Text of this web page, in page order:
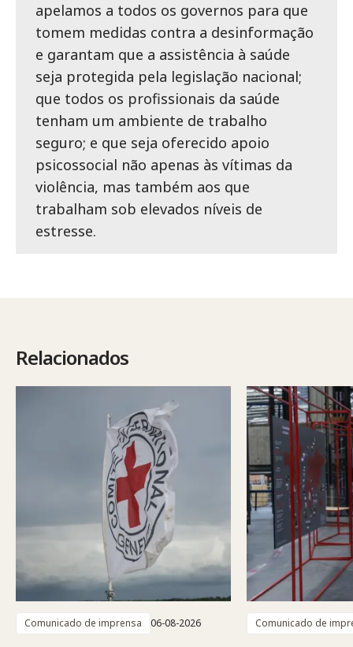
apelamos a todos os governos para que
tomem medidas contra a desinformação
e garantam que a assistência à saúde
seja protegida pela legislação nacional;
que todos os profissionais da saúde
tenham um ambiente de trabalho
seguro; e que seja oferecido apoio
psicossocial não apenas às vítimas da
violência, mas também aos que
trabalham sob elevados níveis de
estresse.
Relacionados
Comunicado de imprensa 06-08-2026 Comunicado de